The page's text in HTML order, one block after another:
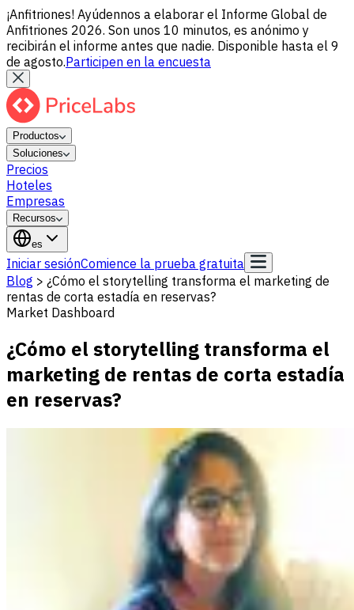
¡Anfitriones! Ayúdennos a elaborar el Informe Global de
Anfitriones 2026. Son unos 10 minutos, es anónimo y
recibirán el informe antes que nadie. Disponible hasta el 9
de agosto.Participen en la encuesta
Productos
Soluciones
Precios
Hoteles
Empresas
Recursos
es
Iniciar sesiónComience la prueba gratuita
Blog > ¿Cómo el storytelling transforma el marketing de
rentas de corta estadía en reservas?
Market Dashboard
¿Cómo el storytelling transforma el
marketing de rentas de corta estadía
en reservas?